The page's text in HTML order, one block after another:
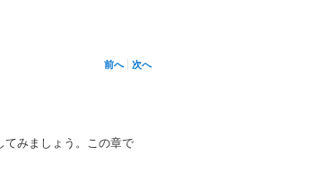
前へ 次へ
てみましょう。この章で